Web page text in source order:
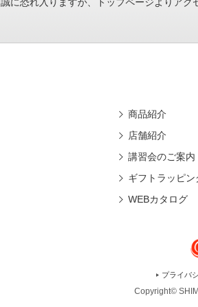
商品紹介
店舗紹介
講習会のご案内
ギフトラッピン
WEBカタログ
プライバ
Copyright©